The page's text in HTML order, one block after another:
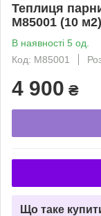
Теплиця
M85001 (10 м2)
В наявності 5 од.
Код: M85001
4 900 ₴
Що таке